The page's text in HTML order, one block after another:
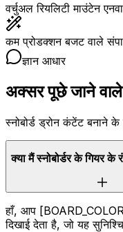
वर्चुअल रियलिटी माउंटेन
कम प्रोडक्शन बजट वाले
ज्ञान आधार
अक्सर पूछे जाने
स्नोबोर्ड ड्रोन कंटेंट बनाने
क्या मैं स्नोबोर्डर के गियर
हाँ, आप
दिखाई देता है, जो यह